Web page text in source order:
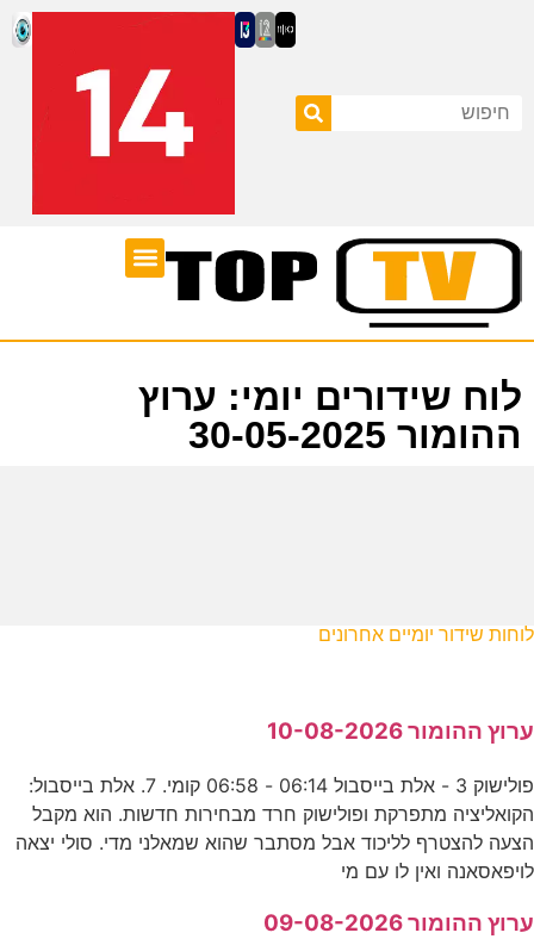
לוח שידורים יומי: ערוץ
ההומור 30-05-2025
לוחות שידור יומיים אחרונים
ערוץ ההומור 10-08-2026
פולישוק 3 - אלת בייסבול 06:14 - 06:58 קומי. 7. אלת בייסבול:
הקואליציה מתפרקת ופולישוק חרד מבחירות חדשות. הוא מקבל
הצעה להצטרף לליכוד אבל מסתבר שהוא שמאלני מדי. סולי יצאה
לויפאסאנה ואין לו עם מי
ערוץ ההומור 09-08-2026